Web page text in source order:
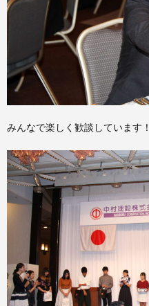
みんなで楽しく歓談しています！